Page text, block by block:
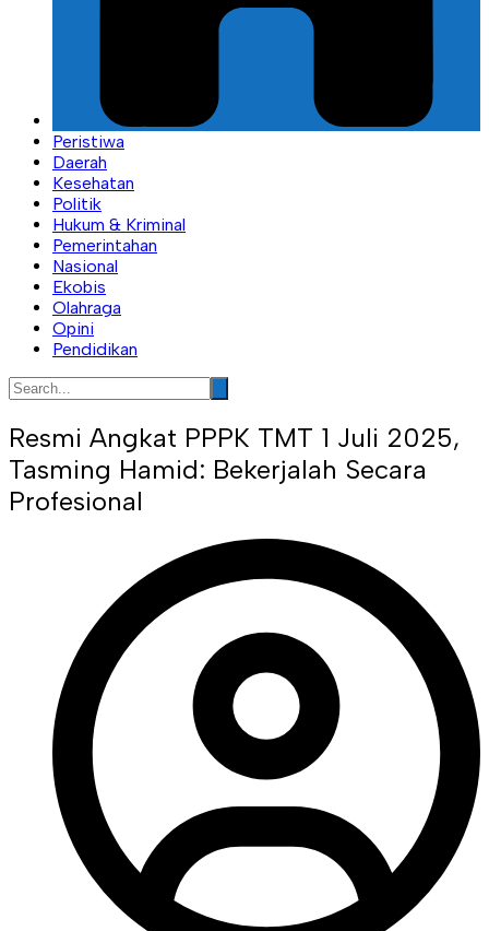
Peristiwa
Daerah
Kesehatan
Politik
Hukum & Kriminal
Pemerintahan
Nasional
Ekobis
Olahraga
Opini
Pendidikan
Resmi Angkat PPPK TMT 1 Juli 2025,
Tasming Hamid: Bekerjalah Secara
Profesional